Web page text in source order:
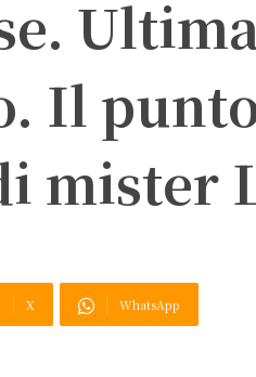
Il
mister
X WhatsApp